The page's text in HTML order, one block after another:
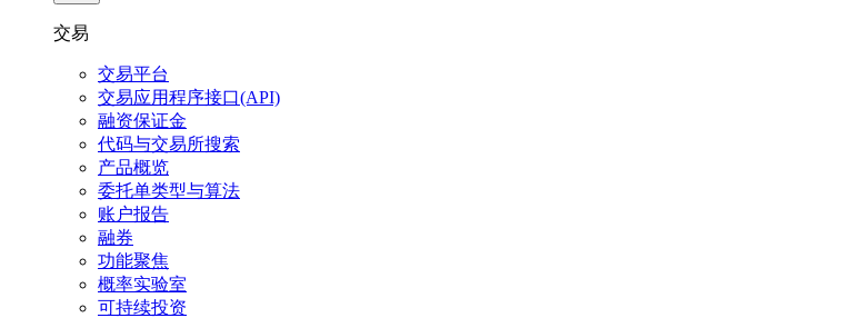
交易
交易平台
交易应用程序接口(API)
融资保证金
代码与交易所搜索
产品概览
委托单类型与算法
账户报告
融券
功能聚焦
概率实验室
可持续投资